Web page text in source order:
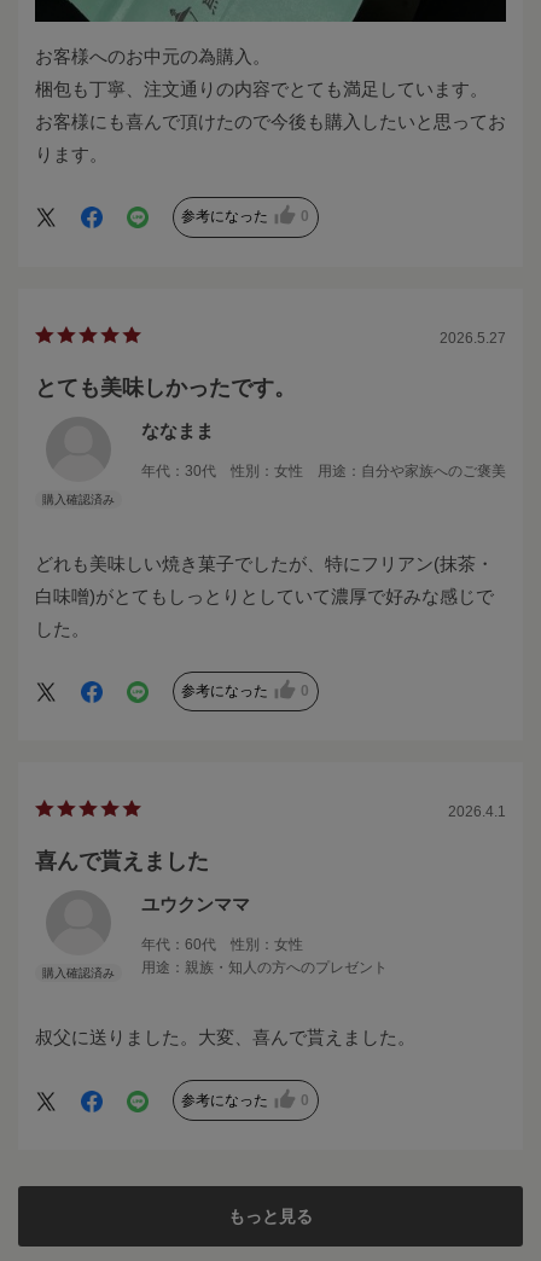
お客様へのお中元の為購入。
梱包も丁寧、注文通りの内容でとても満足しています。
お客様にも喜んで頂けたので今後も購入したいと思ってお
ります。
参考になった 0
2026.5.27
とても美味しかったです。
ななまま
年代： 30代 性別： 女性 用途： 自分や家族へのご褒美
どれも美味しい焼き菓子でしたが、特にフリアン(抹茶・
白味噌)がとてもしっとりとしていて濃厚で好みな感じで
した。
参考になった 0
2026.4.1
喜んで貰えました
ユウクンママ
年代： 60代 性別： 女性
用途： 親族・知人の方へのプレゼント
叔父に送りました。大変、喜んで貰えました。
参考になった 0
もっと見る